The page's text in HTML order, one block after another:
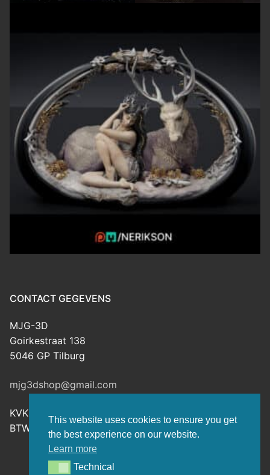
This website uses cookies to ensure you get
the best experience on our website.
Learn more
TechnicalTechnical
CONTACT GEGEVENS
MJG-3D
Goirkestraat 138
5046 GP Tilburg
mjg3dshop@gmail.com
KVK: 80143601
BTW-nr: NL003398508B26